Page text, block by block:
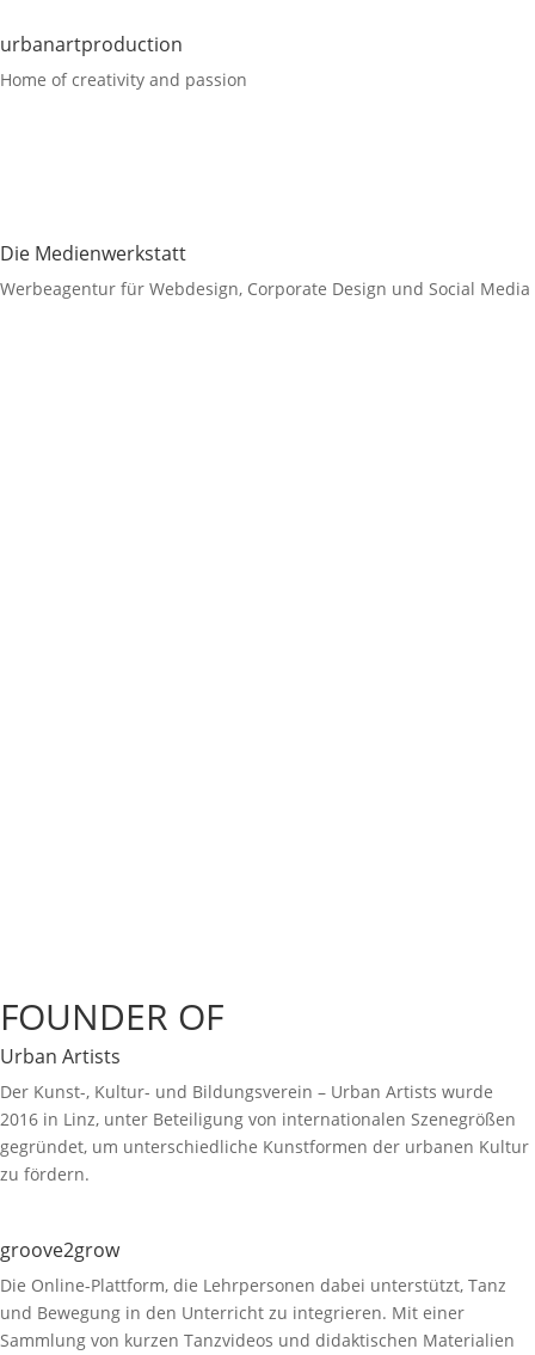
urbanartproduction
Home of creativity and passion
Die Medienwerkstatt
Werbeagentur für Webdesign, Corporate Design und Social Media
FOUNDER OF
Urban Artists
Der Kunst-, Kultur- und Bildungsverein – Urban Artists wurde
2016 in Linz, unter Beteiligung von internationalen Szenegrößen
gegründet, um unterschiedliche Kunstformen der urbanen Kultur
zu fördern.
groove2grow
Die Online-Plattform, die Lehrpersonen dabei unterstützt, Tanz
und Bewegung in den Unterricht zu integrieren. Mit einer
Sammlung von kurzen Tanzvideos und didaktischen Materialien